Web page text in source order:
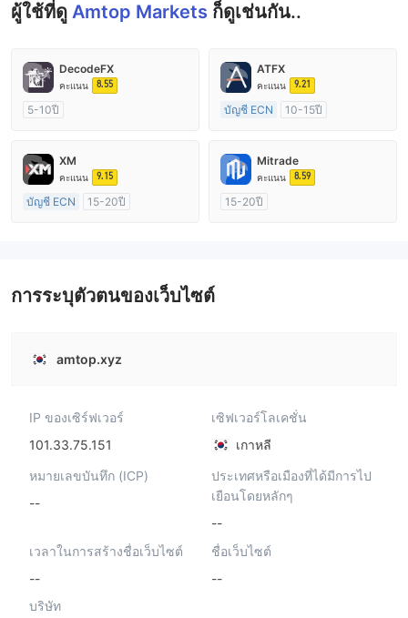
ผู้ใช้ที่ดู Amtop Markets ก็ดูเช่นกัน..
DecodeFX
คะแนน 8.55
5-10ปี
ใบอนุญาต MT4 แบบเต็ม
ATFX
คะแนน 9.21
บัญชี ECN
10-15ปี
ใบอนุญาต MT4 แบบเต็ม
XM
คะแนน 9.15
บัญชี ECN
15-20ปี
Mitrade
คะแนน 8.59
15-20ปี
การระบุตัวตนของเว็บไซต์
amtop.xyz
IP ของเซิร์ฟเวอร์
101.33.75.151
เซิฟเวอร์โลเคชั่น
เกาหลี
หมายเลขบันทึก (ICP)
--
ประเทศหรือเมืองที่ได้มีการไป
เยือนโดยหลักๆ
--
เวลาในการสร้างชื่อเว็บไซต์
--
ชื่อเว็บไซต์
--
บริษัท